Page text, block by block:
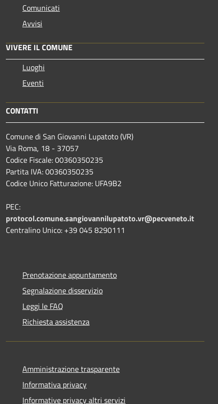
Comunicati
Avvisi
VIVERE IL COMUNE
Luoghi
Eventi
CONTATTI
Comune di San Giovanni Lupatoto (VR)
Via Roma, 18 - 37057
Codice Fiscale: 00360350235
Partita IVA: 00360350235
Codice Unico Fatturazione: UFA9B2
PEC:
protocol.comune.sangiovannilupatoto.vr@pecveneto.it
Centralino Unico: +39 045 8290111
Prenotazione appuntamento
Segnalazione disservizio
Leggi le FAQ
Richiesta assistenza
Amministrazione trasparente
Informativa privacy
Informative privacy altri servizi